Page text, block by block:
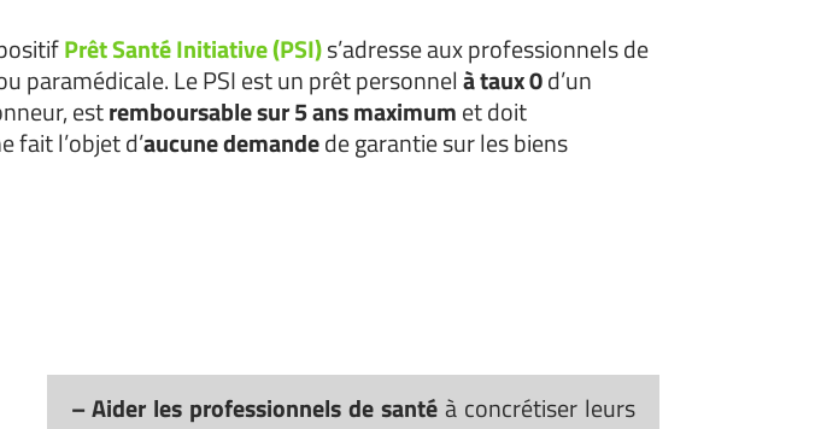
Prêt Santé Initiative (PSI)s’adresse aux professionnels de
paramédicale. Le PSI est un prêt personnelà taux 0d’un
estremboursable sur 5 ans maximumet doit
fait l’objet d’aucune demandede garantie sur les biens
– Aider les professionnels de santéà concrétiser leurs